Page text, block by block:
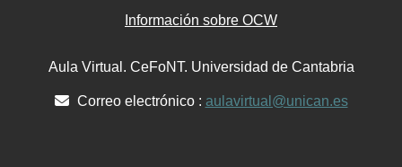
Información sobre OCW
Aula Virtual. CeFoNT. Universidad de Cantabria
Correo electrónico : aulavirtual@unican.es